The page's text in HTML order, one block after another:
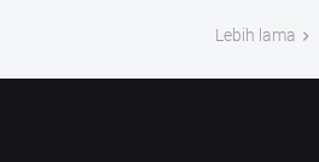
Lebih lama